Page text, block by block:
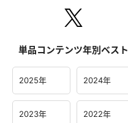
単品コンテンツ年別ベスト
2025年 2024年
2023年 2022年